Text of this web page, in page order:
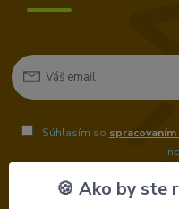
Súhlasím so
Môžete sa
🍪 Ako by ste